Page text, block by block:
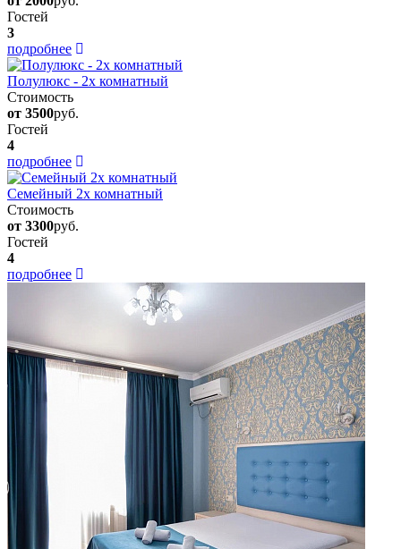
Гостей
3
подробнее
Полулюкс - 2х комнатный
Стоимость
от 3500руб.
Гостей
4
подробнее
Семейный 2х комнатный
Стоимость
от 3300руб.
Гостей
4
подробнее